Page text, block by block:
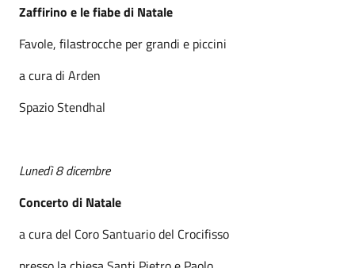
Zaffirino e le fiabe di Natale
Favole, filastrocche per grandi e piccini
a cura di Arden
Spazio Stendhal
Lunedì 8 dicembre
Concerto di Natale
a cura del Coro Santuario del Crocifisso